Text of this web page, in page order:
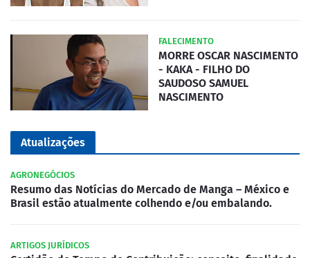
FALECIMENTO
MORRE OSCAR NASCIMENTO
- KAKA - FILHO DO
SAUDOSO SAMUEL
NASCIMENTO
Atualizações
AGRONEGÓCIOS
Resumo das Notícias do Mercado de Manga – México e
Brasil estão atualmente colhendo e/ou embalando.
ARTIGOS JURÍDICOS